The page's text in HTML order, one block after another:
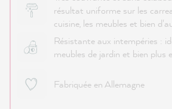
résultat uniforme sur les
cuisine, les meubles et bien
Résistante aux intempéries :
meubles de jardin et bien plus
Fabriquée en Allemagne